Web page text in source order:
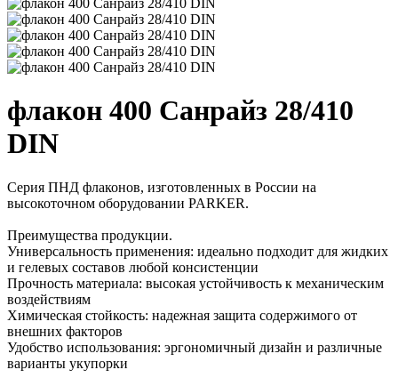
флакон 400 Санрайз 28/410
DIN
Серия ПНД флаконов, изготовленных в России на
высокоточном оборудовании PARKER.
Преимущества продукции.
Универсальность применения: идеально подходит для жидких
и гелевых составов любой консистенции
Прочность материала: высокая устойчивость к механическим
воздействиям
Химическая стойкость: надежная защита содержимого от
внешних факторов
Удобство использования: эргономичный дизайн и различные
варианты укупорки